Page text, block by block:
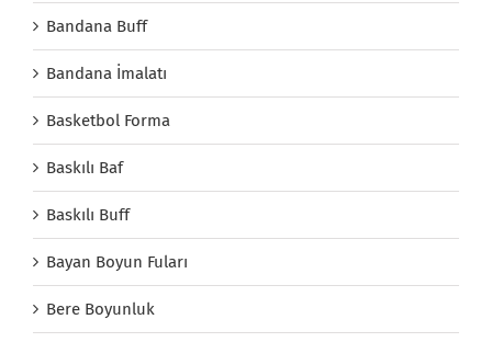
Bandana Buff
Bandana İmalatı
Basketbol Forma
Baskılı Baf
Baskılı Buff
Bayan Boyun Fuları
Bere Boyunluk